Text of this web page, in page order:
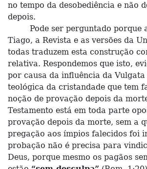
no tempo da desobediência e não
depois.
Pode ser perguntado porque a
Tiago, a Revista e as versões da
todas traduzem esta construção
relativa. Respondemos que isto,
por causa da influência da
teológica da cristandade que tem
noção de provação depois da
Testamento está em toda parte
provação depois da morte, sem a
pregação aos ímpios falecidos foi
probação não é precisa para
Deus, porque mesmo os pagãos